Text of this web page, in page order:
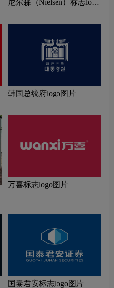
尼尔森（Nielsen）标志logo
韩国总统府logo图片
万喜标志logo图片
国泰君安标志logo图片